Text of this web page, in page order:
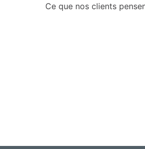
Ce que nos clients